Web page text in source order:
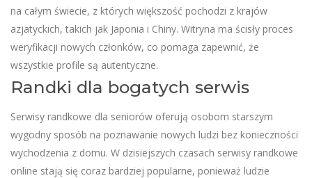
na całym świecie, z których większość pochodzi z krajów
azjatyckich, takich jak Japonia i Chiny. Witryna ma ścisły proces
weryfikacji nowych członków, co pomaga zapewnić, że
wszystkie profile są autentyczne.
Randki dla bogatych serwis
Serwisy randkowe dla seniorów oferują osobom starszym
wygodny sposób na poznawanie nowych ludzi bez konieczności
wychodzenia z domu. W dzisiejszych czasach serwisy randkowe
online stają się coraz bardziej popularne, ponieważ ludzie